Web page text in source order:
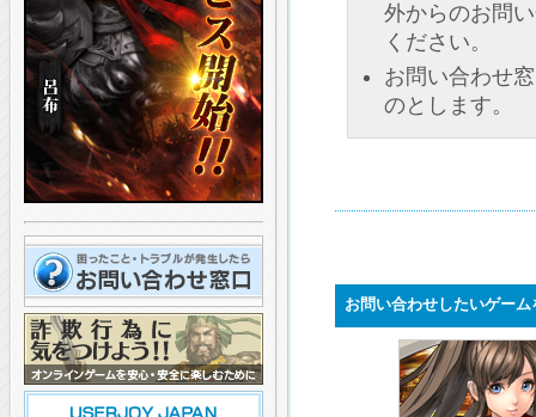
外からのお問
ください。
お問い合わせ
のとします。
お問い合わせしたいゲー